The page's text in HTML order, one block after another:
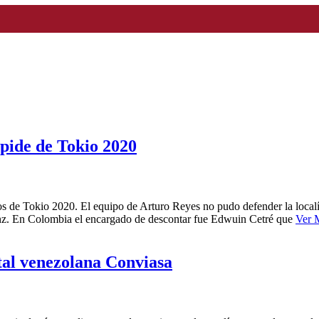
de Tokio 2020
Tokio 2020. El equipo de Arturo Reyes no pudo defender la
En Colombia el encargado de descontar fue Edwuin Cetré que Ver
venezolana Conviasa